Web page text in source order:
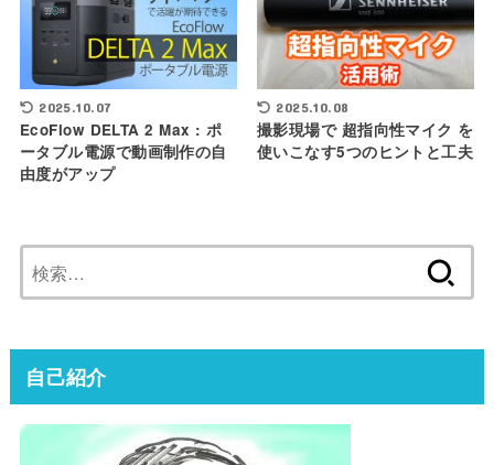
2025.10.07
EcoFlow DELTA 2 Max : ポ
ータブル電源で動画制作の自
由度がアップ
2025.10.08
撮影現場で 超指向性マイク を
使いこなす5つのヒントと工夫
索:
自己紹介